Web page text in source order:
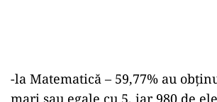
-la Matematică – 59,77% au
mari sau egale cu 5, iar 980 de